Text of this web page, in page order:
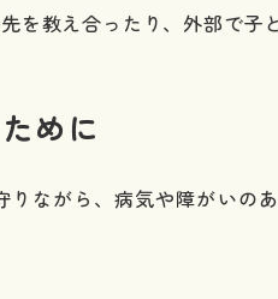
を教え合ったり、外部で子
めに
ながら、病気や障がいの